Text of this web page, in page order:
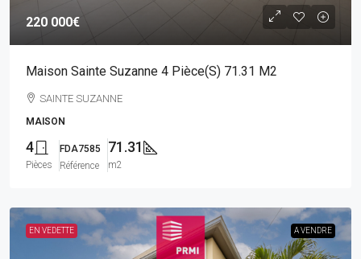
220 000€
Maison Sainte Suzanne 4 Pièce(s) 71.31 M2
SAINTE SUZANNE
MAISON
4
Pièces
FDA7585
Référence
71.31
m2
EN VEDETTE A VENDRE